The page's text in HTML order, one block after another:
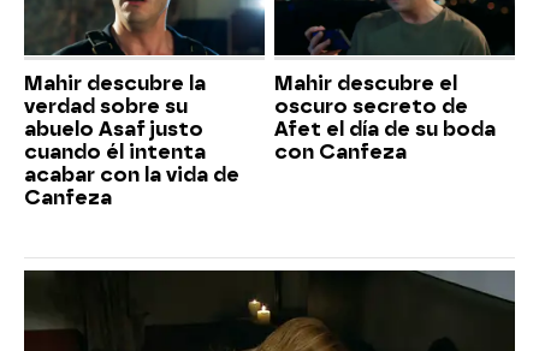
Mahir descubre la
verdad sobre su
abuelo Asaf justo
cuando él intenta
acabar con la vida de
Canfeza
Mahir descubre el
oscuro secreto de
Afet el día de su boda
con Canfeza